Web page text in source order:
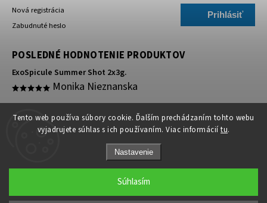
Tento web používa súbory cookie. Ďalším prechádzaním tohto webu
vyjadrujete súhlas s ich používaním. Viac informácií tu.
Nastavenie
Súhlasím
Prihlásiť
Nová registrácia
Zabudnuté heslo
POSLEDNÉ HODNOTENIE PRODUKTOV
ExoSpicule Summer Shot 2x3g.
Monika Nieznanska